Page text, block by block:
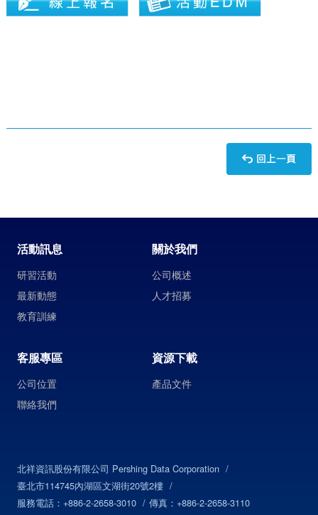
活動訊息
研習活動
最新動態
教育訓練
關於我們
公司概述
人才招募
客服專區
公司位置
聯絡我們
資源下載
產品文件
北祥資訊股份有限公司 Pershing Data Corporation
臺北市114745內湖區文湖街20號2樓
服務電話：+886-2-2658-3010
傳真：+886-2-2658-3110